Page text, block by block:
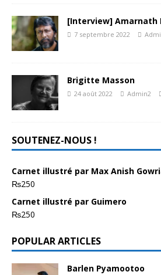
[Interview] Amarnath
7 septembre 2022
Brigitte Masson
24 août 2022 Admin2
SOUTENEZ-NOUS !
Carnet illustré par Max Anish
₨250
Carnet illustré par Guimero
₨250
POPULAR ARTICLES
Barlen Pyamootoo